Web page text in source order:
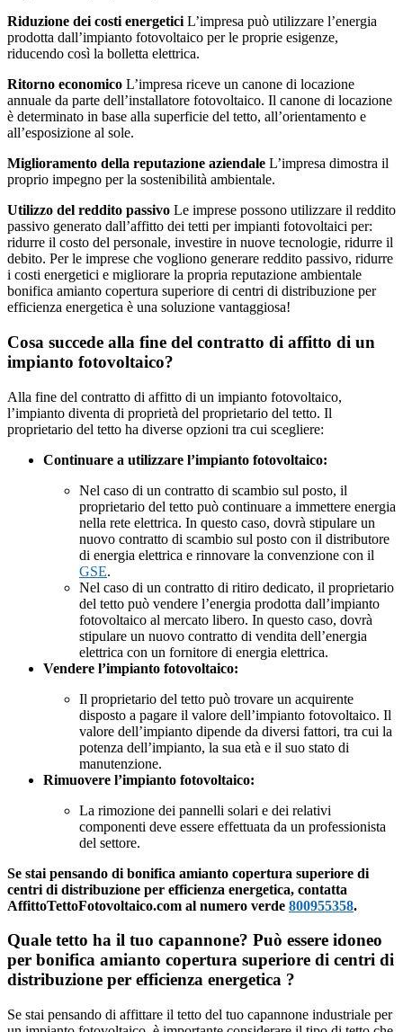
Riduzione dei costi energetici L’impresa può utilizzare l’energia
prodotta dall’impianto fotovoltaico per le proprie esigenze,
riducendo così la bolletta elettrica.
Ritorno economico L’impresa riceve un canone di locazione
annuale da parte dell’installatore fotovoltaico. Il canone di locazione
è determinato in base alla superficie del tetto, all’orientamento e
all’esposizione al sole.
Miglioramento della reputazione aziendale L’impresa dimostra il
proprio impegno per la sostenibilità ambientale.
Utilizzo del reddito passivo Le imprese possono utilizzare il reddito
passivo generato dall’affitto dei tetti per impianti fotovoltaici per:
ridurre il costo del personale, investire in nuove tecnologie, ridurre il
debito. Per le imprese che vogliono generare reddito passivo, ridurre
i costi energetici e migliorare la propria reputazione ambientale
bonifica amianto copertura superiore di centri di distribuzione per
efficienza energetica è una soluzione vantaggiosa!
Cosa succede alla fine del contratto di affitto di un
impianto fotovoltaico?
Alla fine del contratto di affitto di un impianto fotovoltaico,
l’impianto diventa di proprietà del proprietario del tetto. Il
proprietario del tetto ha diverse opzioni tra cui scegliere:
Continuare a utilizzare l’impianto fotovoltaico:
Nel caso di un contratto di scambio sul posto, il
proprietario del tetto può continuare a immettere energia
nella rete elettrica. In questo caso, dovrà stipulare un
nuovo contratto di scambio sul posto con il distributore
di energia elettrica e rinnovare la convenzione con il
GSE.
Nel caso di un contratto di ritiro dedicato, il proprietario
del tetto può vendere l’energia prodotta dall’impianto
fotovoltaico al mercato libero. In questo caso, dovrà
stipulare un nuovo contratto di vendita dell’energia
elettrica con un fornitore di energia elettrica.
Vendere l’impianto fotovoltaico:
Il proprietario del tetto può trovare un acquirente
disposto a pagare il valore dell’impianto fotovoltaico. Il
valore dell’impianto dipende da diversi fattori, tra cui la
potenza dell’impianto, la sua età e il suo stato di
manutenzione.
Rimuovere l’impianto fotovoltaico:
La rimozione dei pannelli solari e dei relativi
componenti deve essere effettuata da un professionista
del settore.
Se stai pensando di bonifica amianto copertura superiore di
centri di distribuzione per efficienza energetica, contatta
AffittoTettoFotovoltaico.com al numero verde 800955358.
Quale tetto ha il tuo capannone? Può essere idoneo
per bonifica amianto copertura superiore di centri di
distribuzione per efficienza energetica ?
Se stai pensando di affittare il tetto del tuo capannone industriale per